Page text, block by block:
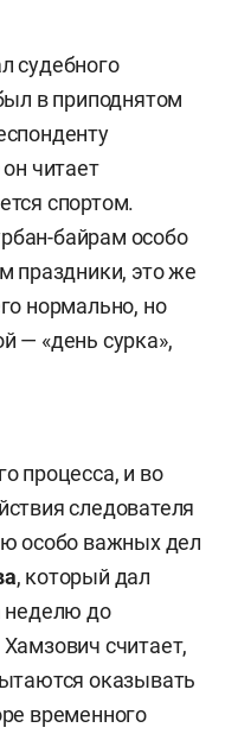
судебного
в приподнятом
читает
спортом.
байрам особо
праздники, это же
нормально, но
— «день сурка»,
процесса, и во
следователя
особо важных дел
, который дал
неделю до
считает,
оказывать
временного